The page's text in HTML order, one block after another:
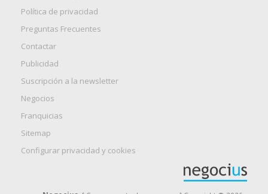
Política de privacidad
Preguntas Frecuentes
Contactar
Publicidad
Suscripción a la newsletter
Negocios
Franquicias
Sitemap
Configurar privacidad y cookies